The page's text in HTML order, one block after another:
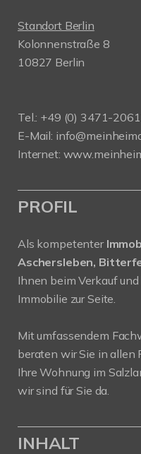
Standort Berlin
Kolonnenstraße 8
10827 Berlin
Tel.: +49 (0) 3471-
E-Mail:
Internet:
PROFIL
Als kompetenter
Aschersleben,
Ihnen beim Verkauf
Immobilie zur Seite.
Mit umfassendem
beraten wir Sie in allen
Ihre Wohnung im
wir sind für Sie da.
INHALT